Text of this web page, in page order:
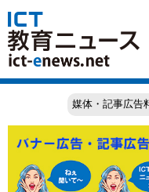
媒体・記事広告